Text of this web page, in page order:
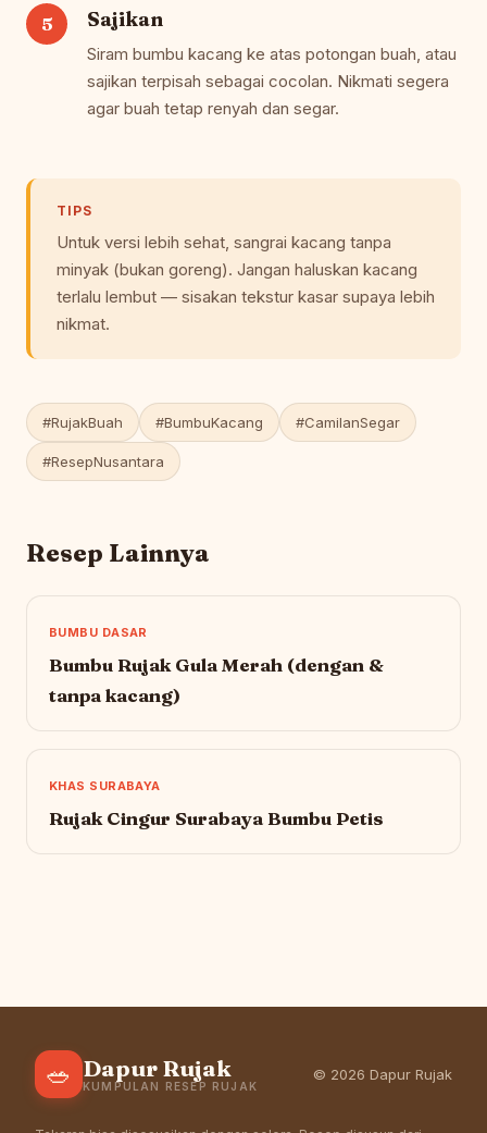
Sajikan
Siram bumbu kacang ke atas potongan buah, atau
sajikan terpisah sebagai cocolan. Nikmati segera
agar buah tetap renyah dan segar.
TIPS
Untuk versi lebih sehat, sangrai kacang tanpa
minyak (bukan goreng). Jangan haluskan kacang
terlalu lembut — sisakan tekstur kasar supaya lebih
nikmat.
#RujakBuah #BumbuKacang #CamilanSegar
#ResepNusantara
Resep Lainnya
BUMBU DASAR
Bumbu Rujak Gula Merah (dengan &
tanpa kacang)
KHAS SURABAYA
Rujak Cingur Surabaya Bumbu Petis
🥗 Dapur Rujak
KUMPULAN RESEP RUJAK
© 2026 Dapur Rujak